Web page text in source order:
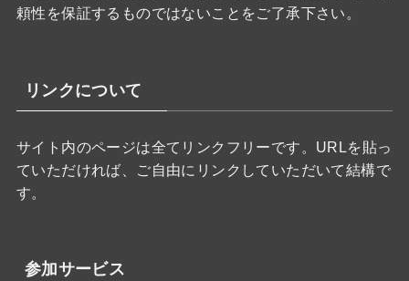
頼性を保証するものではないことをご了承下さい。
リンクについて
サイト内のページは全てリンクフリーです。URLを貼っ
ていただければ、ご自由にリンクしていただいて結構で
す。
参加サービス